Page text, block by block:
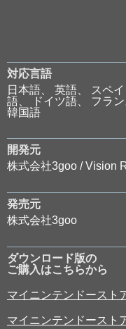
対応言語
⽇本語、 英語、 スペ
語、 ドイツ語、 フラ
韓国語
開発元
株式会社3goo / Vision
発売元
株式会社3goo
ダウンロード版の
ご購入はこちらから
マイニンテンドースト
マイニンテンドースト